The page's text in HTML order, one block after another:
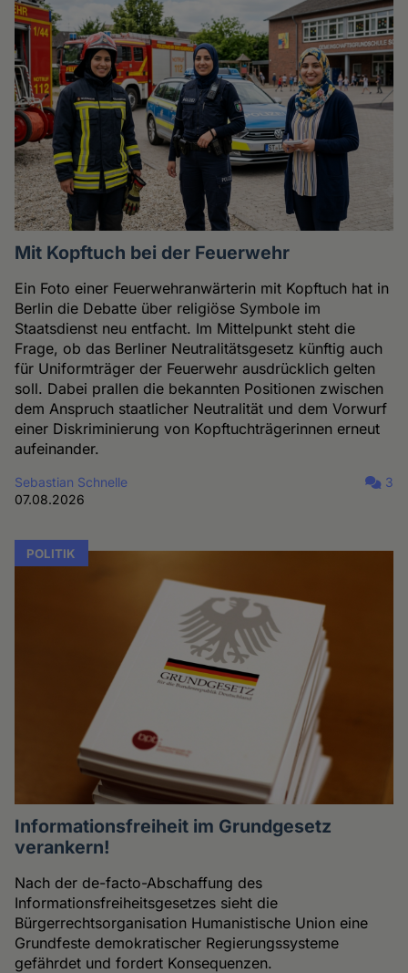
Mit Kopftuch bei der Feuerwehr
Ein Foto einer Feuerwehranwärterin mit Kopftuch hat in
Berlin die Debatte über religiöse Symbole im
Staatsdienst neu entfacht. Im Mittelpunkt steht die
Frage, ob das Berliner Neutralitätsgesetz künftig auch
für Uniformträger der Feuerwehr ausdrücklich gelten
soll. Dabei prallen die bekannten Positionen zwischen
dem Anspruch staatlicher Neutralität und dem Vorwurf
einer Diskriminierung von Kopftuchträgerinnen erneut
aufeinander.
Sebastian Schnelle
07.08.2026
3
POLITIK
Informationsfreiheit im Grundgesetz
verankern!
Nach der de-facto-Abschaffung des
Informationsfreiheitsgesetzes sieht die
Bürgerrechtsorganisation Humanistische Union eine
Grundfeste demokratischer Regierungssysteme
gefährdet und fordert Konsequenzen.